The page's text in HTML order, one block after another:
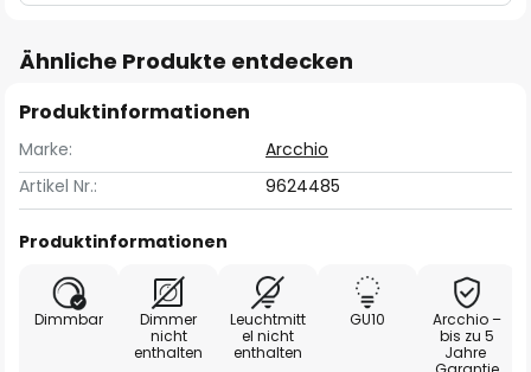
Ähnliche Produkte entdecken
Produktinformationen
Marke:
Arcchio
Artikel Nr.:
9624485
Produktinformationen
Dimmbar
Dimmer
nicht
enthalten
Leuchtmitt
el nicht
enthalten
GU10
Arcchio –
bis zu 5
Jahre